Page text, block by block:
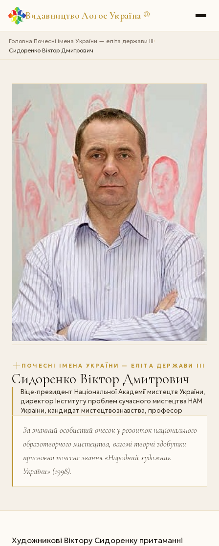
Видавництво Логос Україна ®
Головна›Почесні імена України — еліта держави III›
Сидоренко Віктор Дмитрович
ПОЧЕСНІ ІМЕНА УКРАЇНИ — ЕЛІТА ДЕРЖАВИ III
Сидоренко Віктор Дмитрович
Віце-президент Національної Академії мистецтв України,
директор Інституту проблем сучасного мистецтва НАМ
України, кандидат мистецтвознавства, професор
За значний особистий внесок у розвиток націо­нального
образотворчого мистецтва, вагомі творчі здобутки
присвоєно почесне звання «Народний художник
України» (1998).
Художникові Віктору Сидоренку притаманні